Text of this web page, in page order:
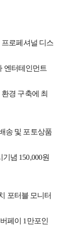
프로페셔널 디스
엔터테인먼트
경 구축에 최
송 및 포토상품
념 150,000원
포터블 모니터
페이 1만포인